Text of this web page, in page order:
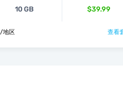
10 GB $39.99
/地区 查看